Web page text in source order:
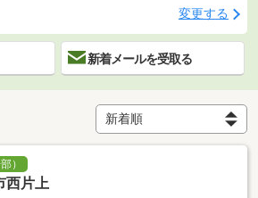
変更する
新着メールを受取る
）
西片上